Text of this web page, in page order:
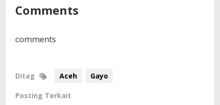
Comments
comments
Ditag Aceh Gayo
Posting Terkait